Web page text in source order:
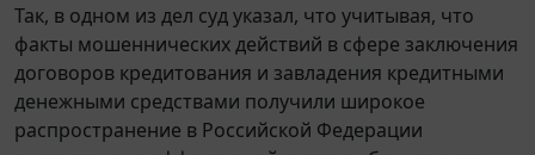
Так, в одном из дел суд указал, что учитывая, что
факты мошеннических действий в сфере заключения
договоров кредитования и завладения кредитными
денежными средствами получили широкое
распространение в Российской Федерации